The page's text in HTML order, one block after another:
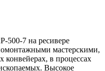
500-7 на ресивере
мастерскими,
конвейерах, в процессах
Высокое